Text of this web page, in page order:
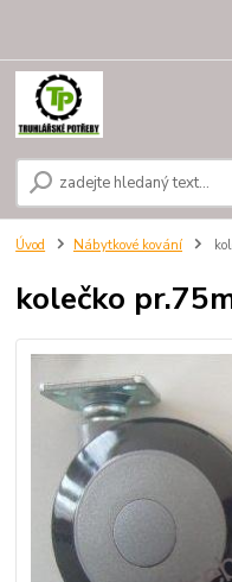
Úvod Nábytkové kování
kolečko